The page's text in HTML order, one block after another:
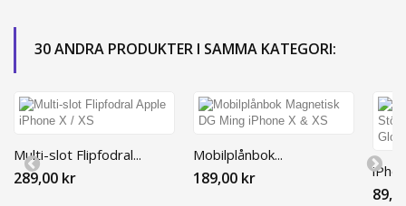
30 ANDRA PRODUKTER I SAMMA KATEGORI:
Multi-slot Flipfodral...
289,00 kr
Mobilplånbok...
189,00 kr